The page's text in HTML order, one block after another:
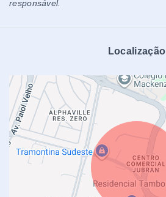
responsável.
Localização